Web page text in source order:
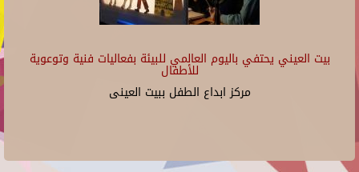
بيت العيني يحتفي باليوم العالمي للبيئة بفعاليات فنية وتوعوية
للأطفال
مركز ابداع الطفل ببيت العينى